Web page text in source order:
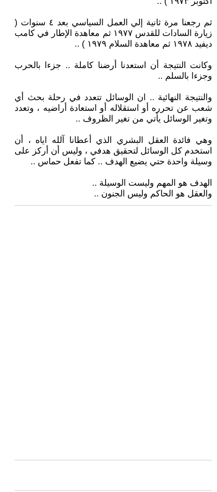
ثم رجعنا مرة ثانية إلي العمل السياسي بعد ٤ سنوات (
زيارة السادات للقدس ١٩٧٧ ثم معاهدة الإطار في كامب
ديفيد ١٩٧٨ ثم معاهدة السلام ١٩٧٩ ) ..
وكانت النتيجة أن استعدنا أرضنا كاملة .. جزءا بالحرب
وجزءا بالسلم ..
والنتيجة النهائية .. ان الوسائل تتعدد في رحلة بحث أي
شعب عن تحرره أو استقلاله أو استعادة أراضيه ، وتعدد
وتغير الوسائل يأتي من تغير الظروف ..
وهي فائدة العقل البشري الذي أعطانا آلله اياه ، أن
استخدم كل الوسائل لتحقيق هدفي ، وليس أن أركز على
وسيلة واحدة حتي يضيع الهدف .. كما تفعل حماس ..
الهدف هو المهم وليست الوسيلة ..
والعقل هو الحاكم وليس الجنون ..